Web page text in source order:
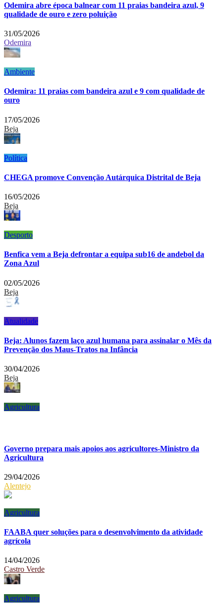
Odemira abre época balnear com 11 praias bandeira azul, 9
qualidade de ouro e zero poluição
31/05/2026
Odemira
Ambiente
Odemira: 11 praias com bandeira azul e 9 com qualidade de
ouro
17/05/2026
Beja
Política
CHEGA promove Convenção Autárquica Distrital de Beja
16/05/2026
Beja
Desporto
Benfica vem a Beja defrontar a equipa sub16 de andebol da
Zona Azul
02/05/2026
Beja
Atualidade
Beja: Alunos fazem laço azul humana para assinalar o Mês da
Prevenção dos Maus-Tratos na Infância
30/04/2026
Beja
Agricultura
Governo prepara mais apoios aos agricultores-Ministro da
Agricultura
29/04/2026
Alentejo
Agricultura
FAABA quer soluções para o desenvolvimento da atividade
agrícola
14/04/2026
Castro Verde
Agricultura